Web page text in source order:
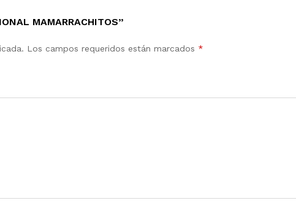
MAMARRACHITOS”
Los campos requeridos están marcados *